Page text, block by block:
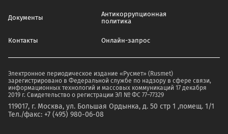
Документы
Антикоррупционная
политика
Контакты Онлайн-запрос
Электронное периодическое издание «Русмет» (Rusmet)
зарегистрировано в Федеральной службе по надзору в сфере связи,
информационных технологий и массовых коммуникаций 17 декабря
2019 г. Свидетельство о регистрации ЭЛ № ФС 77–77329
119017, г. Москва, ул. Большая Ордынка, д. 50 стр 1 ,помещ. 1/1
Тел./факс: +7 (495) 980-06-08